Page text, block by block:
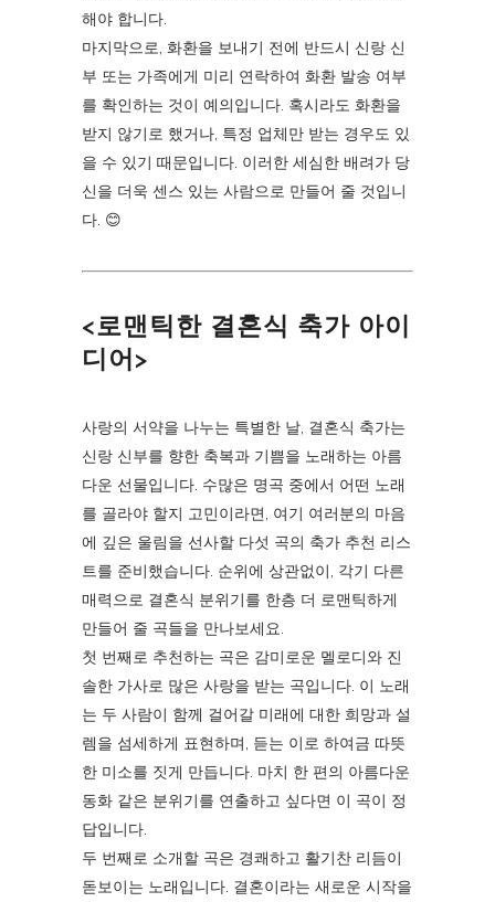
해야 합니다.
마지막으로, 화환을 보내기 전에 반드시 신랑 신
부 또는 가족에게 미리 연락하여 화환 발송 여부
를 확인하는 것이 예의입니다. 혹시라도 화환을
받지 않기로 했거나, 특정 업체만 받는 경우도 있
을 수 있기 때문입니다. 이러한 세심한 배려가 당
신을 더욱 센스 있는 사람으로 만들어 줄 것입니
다. 😊
<로맨틱한 결혼식 축가 아이
디어>
사랑의 서약을 나누는 특별한 날, 결혼식 축가는
신랑 신부를 향한 축복과 기쁨을 노래하는 아름
다운 선물입니다. 수많은 명곡 중에서 어떤 노래
를 골라야 할지 고민이라면, 여기 여러분의 마음
에 깊은 울림을 선사할 다섯 곡의 축가 추천 리스
트를 준비했습니다. 순위에 상관없이, 각기 다른
매력으로 결혼식 분위기를 한층 더 로맨틱하게
만들어 줄 곡들을 만나보세요.
첫 번째로 추천하는 곡은 감미로운 멜로디와 진
솔한 가사로 많은 사랑을 받는 곡입니다. 이 노래
는 두 사람이 함께 걸어갈 미래에 대한 희망과 설
렘을 섬세하게 표현하며, 듣는 이로 하여금 따뜻
한 미소를 짓게 만듭니다. 마치 한 편의 아름다운
동화 같은 분위기를 연출하고 싶다면 이 곡이 정
답입니다.
두 번째로 소개할 곡은 경쾌하고 활기찬 리듬이
돋보이는 노래입니다. 결혼이라는 새로운 시작을